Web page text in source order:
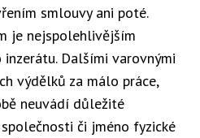
smlouvy ani poté.
je nejspolehlivějším
Dalšími varovnými
výdělků za málo práce,
neuvádí důležité
či jméno fyzické